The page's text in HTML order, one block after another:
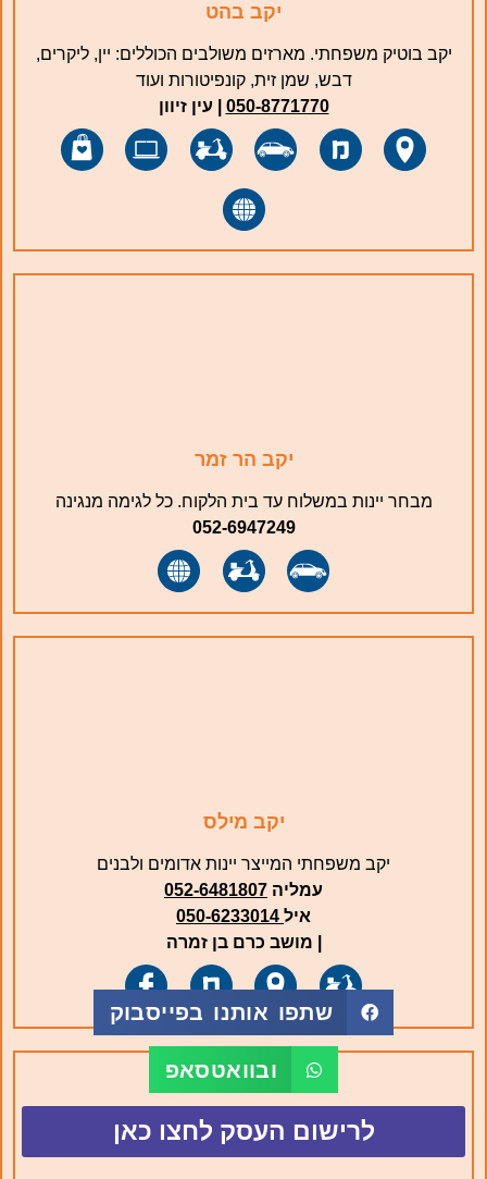
יקב בהט
יקב בוטיק משפחתי. מארזים משולבים הכוללים: יין, ליקרים,
דבש, שמן זית, קונפיטורות ועוד
050-8771770 | עין זיוון
יקב הר זמר
מבחר יינות במשלוח עד בית הלקוח. כל לגימה מנגינה
052-6947249
יקב מילס
יקב משפחתי המייצר יינות אדומים ולבנים
עמליה 052-6481807
איל
| מושב כרם בן זמרה
שתפו אותנו בפייסבוק
ובוואטסאפ
לרישום העסק לחצו כאן